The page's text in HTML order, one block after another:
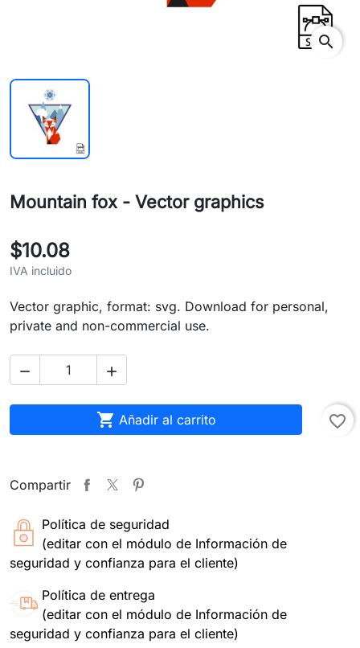
search
Mountain fox - Vector graphics
$10.08
IVA incluido
Vector graphic, format: svg. Download for personal,
private and non-commercial use.
 
 Añadir al carrito favorite_border
Compartir
Política de seguridad
(editar con el módulo de Información de
seguridad y confianza para el cliente)
Política de entrega
(editar con el módulo de Información de
seguridad y confianza para el cliente)